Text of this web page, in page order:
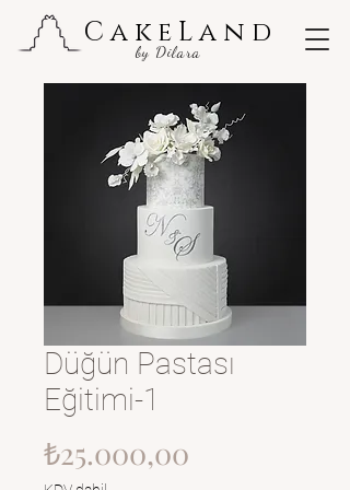
CakeLand
by Dilara
Düğün Pastası
Eğitimi-1
₺25.000,00